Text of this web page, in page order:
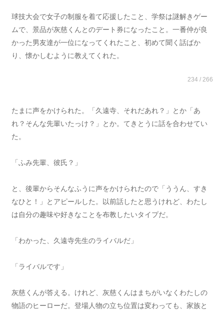
球技大会で女子の制服を着て応援したこと、学祭は謎解きゲー
ムで、景品が灰慈くんとのデート券になったこと。一番仲が良
かった男友達が一位になってくれたこと、初めて聞く話ばか
り、懐かしむように教えてくれた。
234 / 266
たまに声をかけられた。「久遠寺、それだあれ？」とか「あ
れ？そんな先輩いたっけ？」とか。てきとうに話を合わせてい
た。
「ふみ先輩、彼氏？」
と、後輩からそんなふうに声をかけられたので「ううん、すき
なひと！」とアピールした。以前話したと思うけれど、わたし
は自分の趣味や好きなことを布教したいタイプだ。
「わかった、久遠寺先生のライバルだ」
「ライバルです」
灰慈くんが答える。けれど、灰慈くんはまちがいなくわたしの
物語のヒーローだ。登場人物の立ち位置は変わっても、家族と